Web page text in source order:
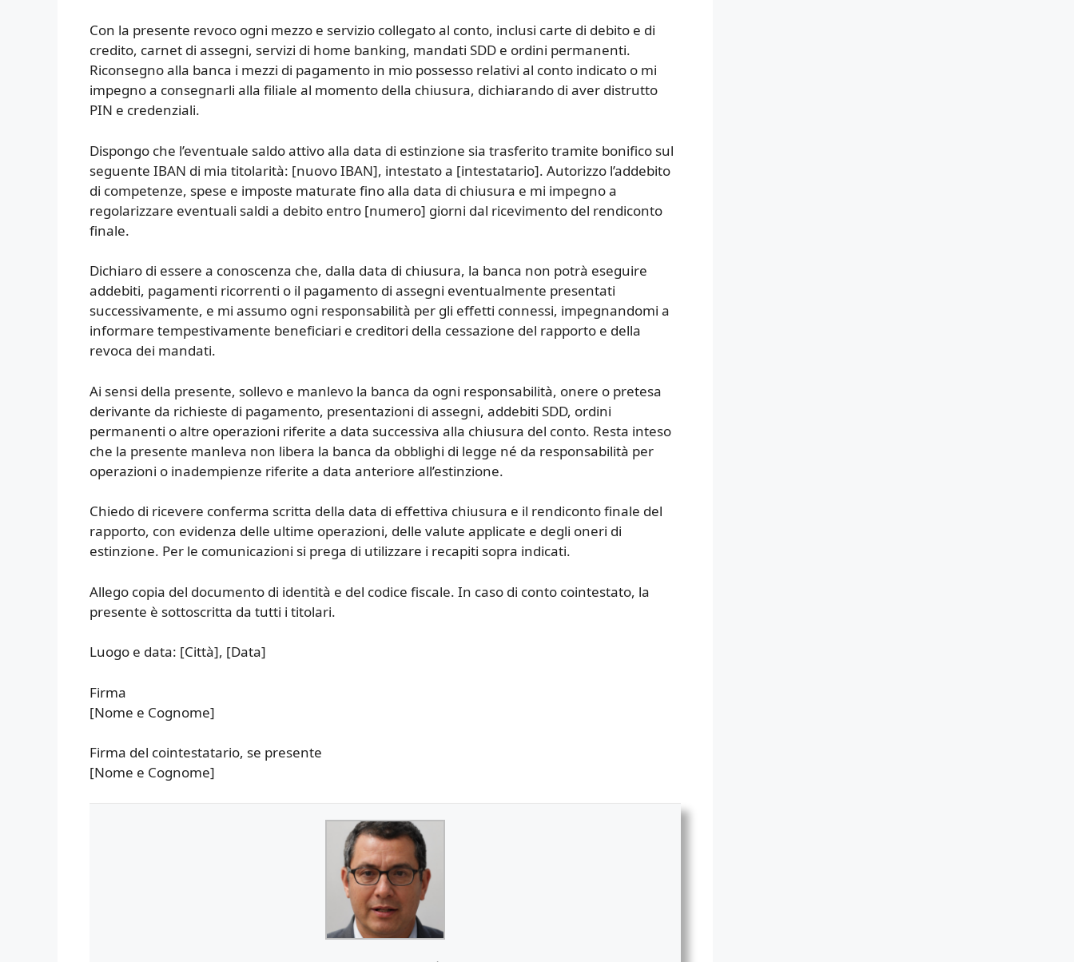
Con la presente revoco ogni mezzo e servizio collegato al conto, inclusi carte di debito e di
credito, carnet di assegni, servizi di home banking, mandati SDD e ordini permanenti.
Riconsegno alla banca i mezzi di pagamento in mio possesso relativi al conto indicato o mi
impegno a consegnarli alla filiale al momento della chiusura, dichiarando di aver distrutto
PIN e credenziali.
Dispongo che l’eventuale saldo attivo alla data di estinzione sia trasferito tramite bonifico sul
seguente IBAN di mia titolarità: [nuovo IBAN], intestato a [intestatario]. Autorizzo l’addebito
di competenze, spese e imposte maturate fino alla data di chiusura e mi impegno a
regolarizzare eventuali saldi a debito entro [numero] giorni dal ricevimento del rendiconto
finale.
Dichiaro di essere a conoscenza che, dalla data di chiusura, la banca non potrà eseguire
addebiti, pagamenti ricorrenti o il pagamento di assegni eventualmente presentati
successivamente, e mi assumo ogni responsabilità per gli effetti connessi, impegnandomi a
informare tempestivamente beneficiari e creditori della cessazione del rapporto e della
revoca dei mandati.
Ai sensi della presente, sollevo e manlevo la banca da ogni responsabilità, onere o pretesa
derivante da richieste di pagamento, presentazioni di assegni, addebiti SDD, ordini
permanenti o altre operazioni riferite a data successiva alla chiusura del conto. Resta inteso
che la presente manleva non libera la banca da obblighi di legge né da responsabilità per
operazioni o inadempienze riferite a data anteriore all’estinzione.
Chiedo di ricevere conferma scritta della data di effettiva chiusura e il rendiconto finale del
rapporto, con evidenza delle ultime operazioni, delle valute applicate e degli oneri di
estinzione. Per le comunicazioni si prega di utilizzare i recapiti sopra indicati.
Allego copia del documento di identità e del codice fiscale. In caso di conto cointestato, la
presente è sottoscritta da tutti i titolari.
Luogo e data: [Città], [Data]
Firma
[Nome e Cognome]
Firma del cointestatario, se presente
[Nome e Cognome]